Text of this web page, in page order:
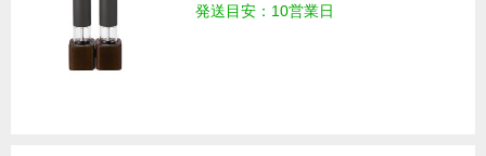
発送目安：10営業日